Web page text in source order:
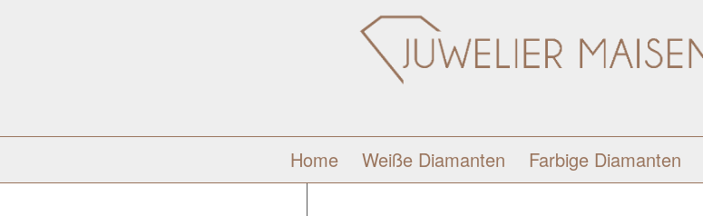
Home Weiße Diamanten Farbige Diamanten